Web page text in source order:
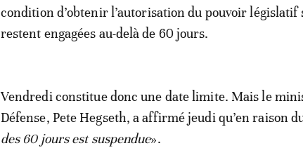
condition d’obtenir l’autorisation du pouvoir
restent engagées au-delà de 60 jours.
Vendredi constitue donc une date limite. Mais le
Défense, Pete Hegseth, a affirmé jeudi qu’en raison
des 60 jours est suspendue».